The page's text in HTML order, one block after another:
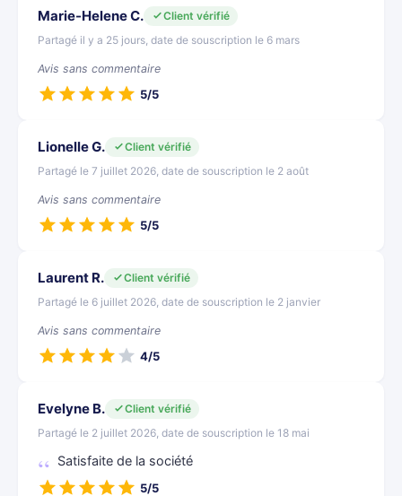
Marie-Helene C.
Client vérifié
Partagé il y a 25 jours, date de souscription le 6 mars
Avis sans commentaire
5/5
Lionelle G.
Client vérifié
Partagé le 7 juillet 2026, date de souscription le 2 août
Avis sans commentaire
5/5
Laurent R.
Client vérifié
Partagé le 6 juillet 2026, date de souscription le 2 janvier
Avis sans commentaire
4/5
Evelyne B.
Client vérifié
Partagé le 2 juillet 2026, date de souscription le 18 mai
Satisfaite de la société
5/5